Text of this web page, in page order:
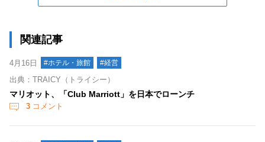
関連記事
4月16日 #ホテル・旅館 #経営
出典：TRAICY（トライシー）
マリオット、「Club Marriott」を日本でローンチ
3 コメント